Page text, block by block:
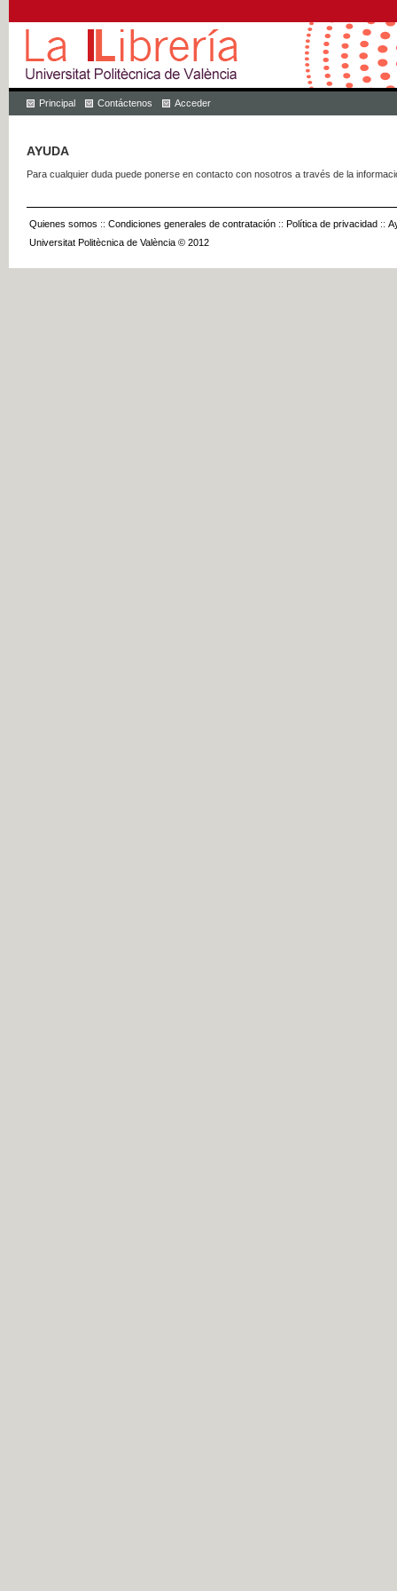
Principal Contáctenos Acceder
AYUDA
Para cualquier duda puede ponerse en contacto con nosotros a través de la
Quienes somos :: Condiciones generales de contratación :: Política de privacidad ::
Universitat Politècnica de València © 2012